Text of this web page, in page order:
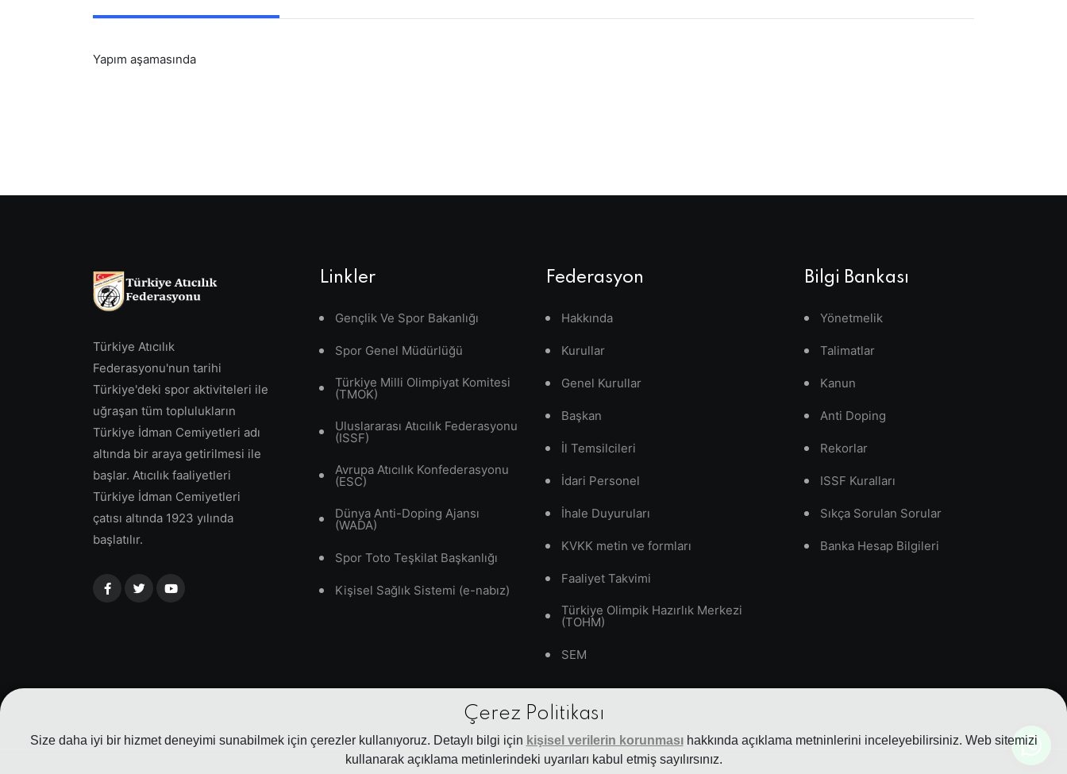
Çerez Politikası
Size daha iyi bir hizmet deneyimi sunabilmek için çerezler kullanıyoruz. Detaylı bilgi için kişisel verilerin korunmasıhakkında açıklama metninlerini inceleyebilirsiniz. Web sitemizi
kullanarak açıklama metinlerindeki uyarıları kabul etmiş sayılırsınız.
Yapım aşamasında
Türkiye Atıcılık
Federasyonu'nun tarihi
Türkiye'deki spor aktiviteleri ile
uğraşan tüm toplulukların
Türkiye İdman Cemiyetleri adı
altında bir araya getirilmesi ile
başlar. Atıcılık faaliyetleri
Türkiye İdman Cemiyetleri
çatısı altında 1923 yılında
başlatılır.
Linkler
Gençlik Ve Spor Bakanlığı
Spor Genel Müdürlüğü
Türkiye Milli Olimpiyat Komitesi
(TMOK)
Uluslararası Atıcılık Federasyonu
(ISSF)
Avrupa Atıcılık Konfederasyonu
(ESC)
Dünya Anti-Doping Ajansı
(WADA)
Spor Toto Teşkilat Başkanlığı
Kişisel Sağlık Sistemi (e-nabız)
Federasyon
Hakkında
Kurullar
Genel Kurullar
Başkan
İl Temsilcileri
İdari Personel
İhale Duyuruları
KVKK metin ve formları
Faaliyet Takvimi
Türkiye Olimpik Hazırlık Merkezi
(TOHM)
SEM
Bilgi Bankası
Yönetmelik
Talimatlar
Kanun
Anti Doping
Rekorlar
ISSF Kuralları
Sıkça Sorulan Sorular
Banka Hesap Bilgileri